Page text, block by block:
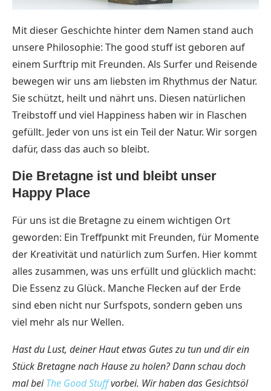
Mit dieser Geschichte hinter dem Namen stand auch
unsere Philosophie: The good stuff ist geboren auf
einem Surftrip mit Freunden. Als Surfer und Reisende
bewegen wir uns am liebsten im Rhythmus der Natur.
Sie schützt, heilt und nährt uns. Diesen natürlichen
Treibstoff und viel Happiness haben wir in Flaschen
gefüllt. Jeder von uns ist ein Teil der Natur. Wir sorgen
dafür, dass das auch so bleibt.
Die Bretagne ist und bleibt unser
Happy Place
Für uns ist die Bretagne zu einem wichtigen Ort
geworden: Ein Treffpunkt mit Freunden, für Momente
der Kreativität und natürlich zum Surfen. Hier kommt
alles zusammen, was uns erfüllt und glücklich macht:
Die Essenz zu Glück. Manche Flecken auf der Erde
sind eben nicht nur Surfspots, sondern geben uns
viel mehr als nur Wellen.
Hast du Lust, deiner Haut etwas Gutes zu tun und dir ein
Stück Bretagne nach Hause zu holen? Dann schau doch
mal beiThe Good Stuffvorbei. Wir haben das Gesichtsöl